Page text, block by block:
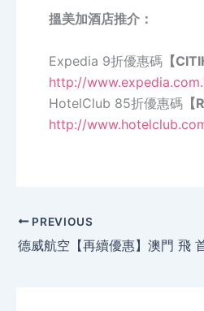
搵美加酒店推介：
Expedia 9折優惠碼 【
http://
HotelClub 85折優惠碼
http://
PREVIOUS